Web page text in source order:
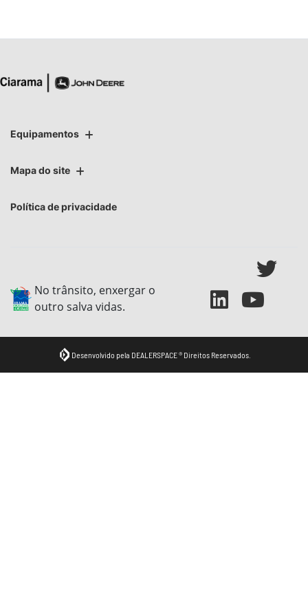
Equipamentos
Mapa do site
Política de privacidade
No trânsito, enxergar o
outro salva vidas.
Desenvolvido pela DEALERSPACE ® Direitos Reservados.